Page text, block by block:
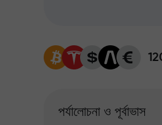
পর্যালোচনা ও পূর্বাভাস